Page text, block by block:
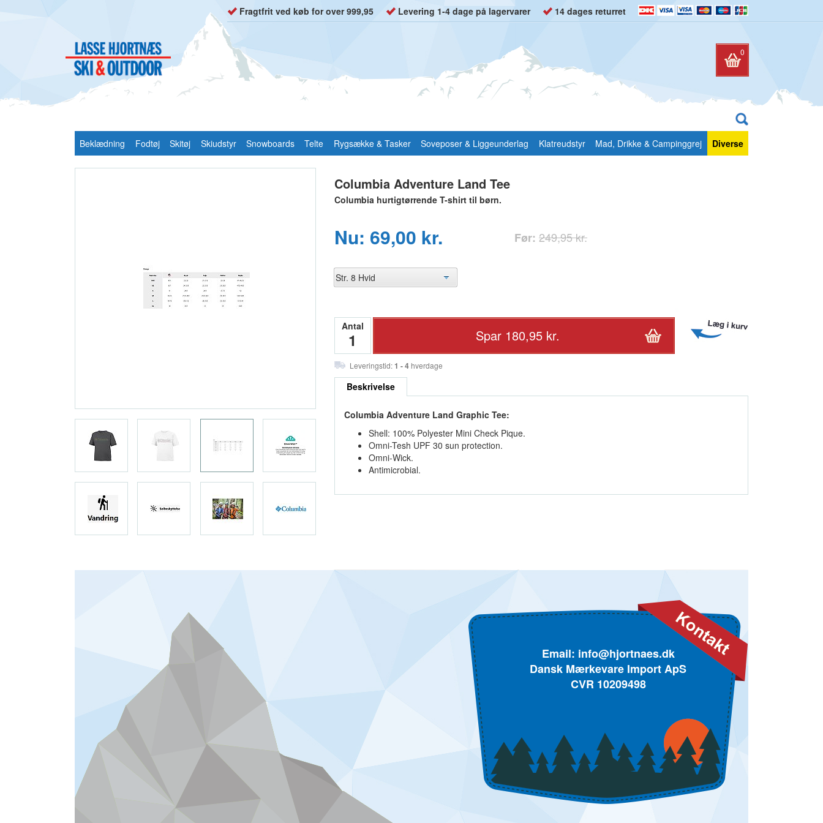
Fragtfrit ved køb for over 999,95 Levering 1-4 dage på lagervarer 14 dages returret
0
Beklædning Fodtøj Skitøj Skiudstyr Snowboards Telte Rygsække & Tasker Soveposer & Liggeunderlag Klatreudstyr Mad, Drikke & Campinggrej Diverse
Columbia Adventure Land Tee
Columbia hurtigtørrende T-shirt til børn.
Nu: 69,00 kr. Før: 249,95 kr.
Antal
Leveringstid:1 - 4hverdage
Beskrivelse
Columbia Adventure Land Graphic Tee:
Shell: 100% Polyester Mini Check Pique.
Omni-Tesh UPF 30 sun protection.
Omni-Wick.
Antimicrobial.
Email: info@hjortnaes.dk
Dansk Mærkevare Import ApS
CVR 10209498